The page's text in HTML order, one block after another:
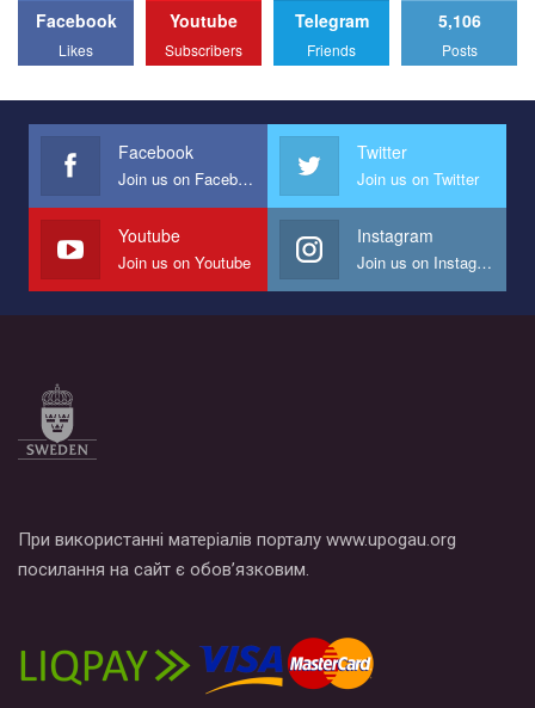
All you have to do is to press "Like" below the video.
Эмоционально сильный ролик от команды "Гей-альянс
представляющий программу развития организации.
Мы просим вас поддержать нас и помочь нам реализовать
наш план по борьбе с насилием и дискриминацией на почве
СОГИ в Украине.
Все, что вам нужно сделать - это зайти на наш канал YouTube
по этой ссылке и поставить лайк под видео.
Facebook
Likes
Youtube
Subscribers
Telegram
Friends
5,106
Posts
Facebook
Join us on Facebook
Twitter
Join us on Twitter
Youtube
Join us on Youtube
Instagram
Join us on Instagram
При використанні матеріалів порталу www.upogau.org
посилання на сайт є обов’язковим.